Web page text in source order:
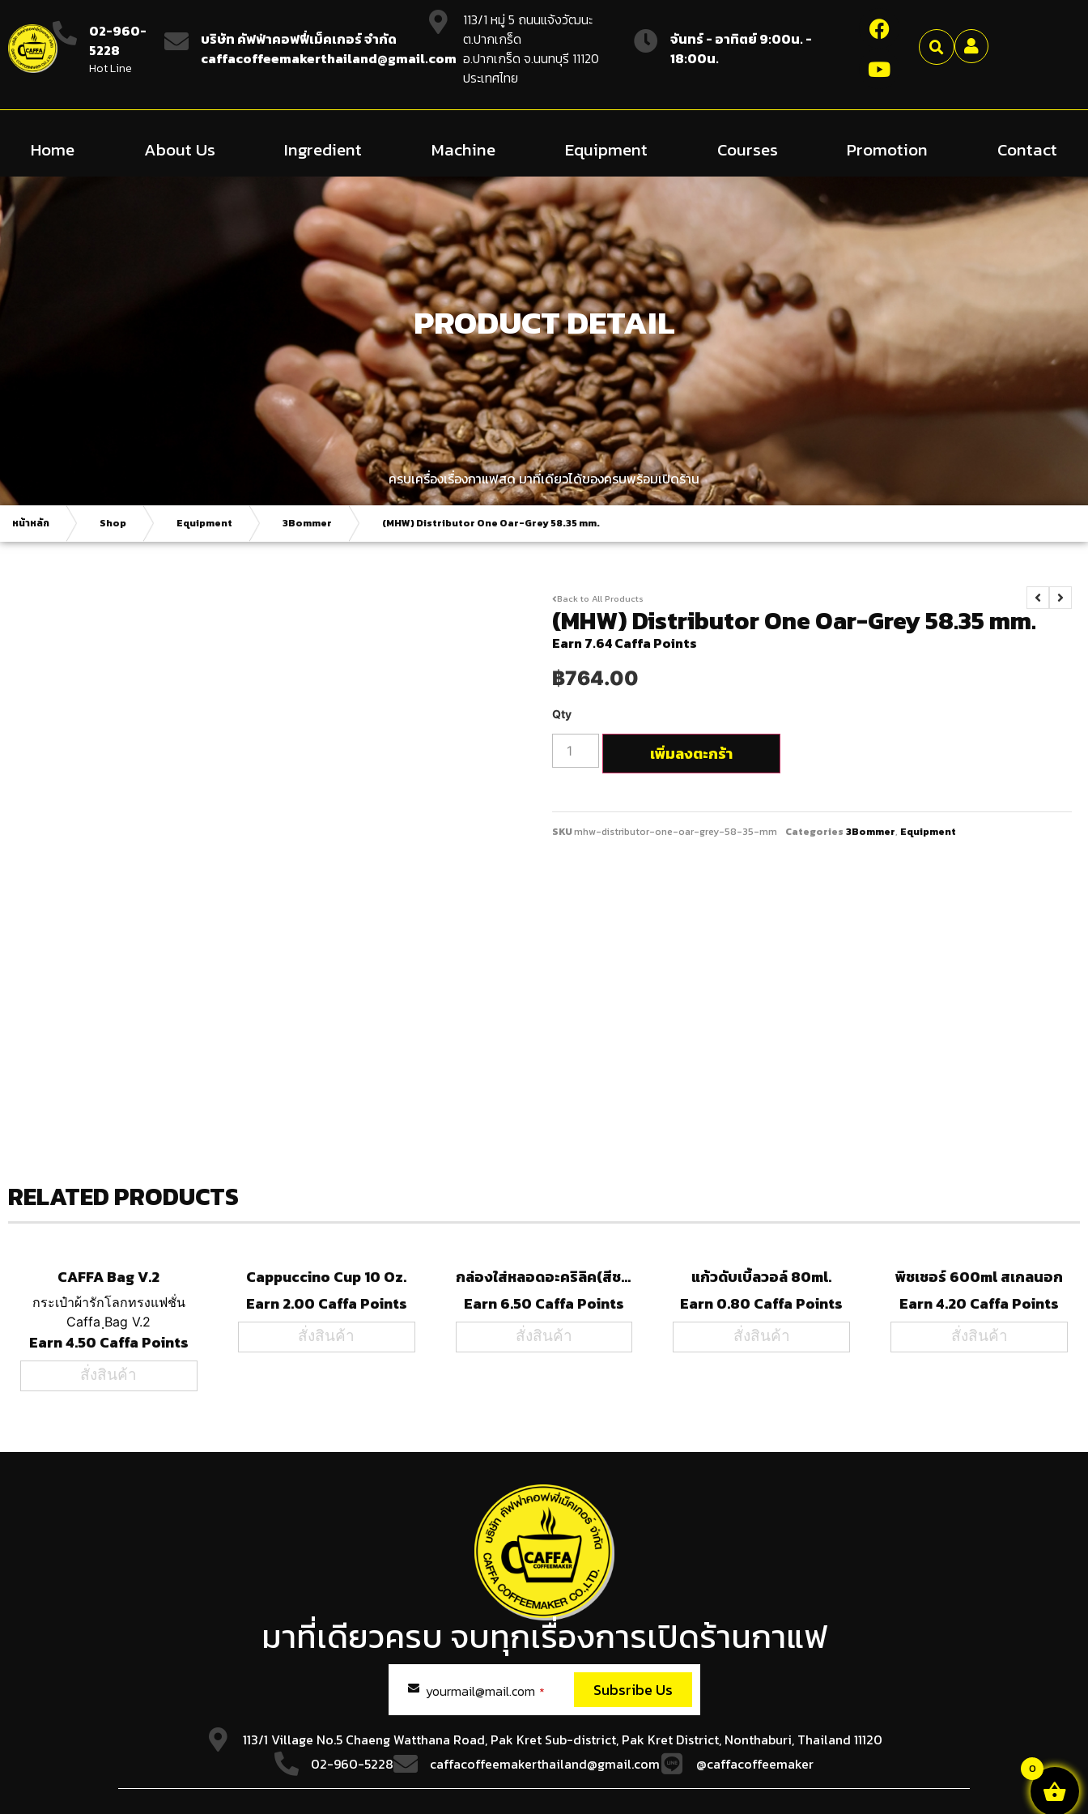
02-960-
5228
Hot Line
บริษัท คัฟฟ่าคอฟฟี่เม็คเกอร์ จำกัด
caffacoffeemakerthailand@gmail.com
113/1 หมู่ 5 ถนนแจ้งวัฒนะ
ต.ปากเกร็ด
อ.ปากเกร็ด จ.นนทบุรี 11120
ประเทศไทย
จันทร์ - อาทิตย์ 9:00น. -
18:00น.
Home About Us Ingredient Machine Equipment Courses Promotion Contact
PRODUCT DETAIL
ครบเครื่องเรื่องกาแฟสด มาที่เดียวได้ของครบพร้อมเปิดร้าน
หน้าหลัก Shop Equipment 3Bommer (MHW) Distributor One Oar-Grey 58.35 mm.
Back to All Products
(MHW) Distributor One Oar-Grey 58.35 mm.
Earn 7.64 Caffa Points
฿764.00
เพิ่มลงตะกร้า
SKUmhw-distributor-one-oar-grey-58-35-mm Categories 3Bommer, Equipment
RELATED PRODUCTS
CAFFA Bag V.2
กระเป๋าผ้ารักโลกทรงแฟชั่น
Caffa ฺBag V.2
Earn 4.50 Caffa Points
สั่งสินค้า
Cappuccino Cup 10 Oz.
Earn 2.00 Caffa Points
สั่งสินค้า
กล่องใส่หลอดอะคริลิค(สีชา)
Earn 6.50 Caffa Points
สั่งสินค้า
แก้วดับเบิ้ลวอล์ 80ml.
Earn 0.80 Caffa Points
สั่งสินค้า
พิชเชอร์ 600ml สเกลนอก
Earn 4.20 Caffa Points
สั่งสินค้า
มาที่เดียวครบ จบทุกเรื่องการเปิดร้านกาแฟ
yourmail@mail.com * Subsribe Us
This
should
be
left
blank
113/1 Village No.5 Chaeng Watthana Road, Pak Kret Sub-district, Pak Kret District, Nonthaburi, Thailand 11120
02-960-5228
caffacoffeemakerthailand@gmail.com @caffacoffeemaker 0